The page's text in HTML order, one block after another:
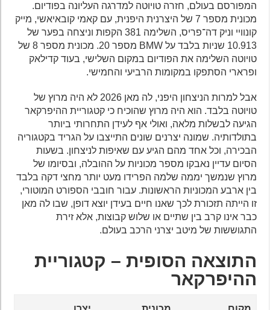
המפורסם בעולם, חזרה טויוטה למדרגה העליונה בפודיום.
מכונית מספר 7 של היצרנית היפנית, עם קאמי קובאיאשי, מייק
קונוויי וניק דה־פריס, השלימה 381 הקפות וניצחה בפער של
10.913 שניות בלבד על BMW מספר 20. מכונית מספר 8 של
טויוטה השלימה את הפודיום במקום השלישי, בעוד קדילאק
ופרארי הסתפקו במקומות הרביעי והחמישי.
אבל למרות הניצחון היפני, לה מאן 2026 לא היה מרוץ של
טויוטה בלבד. הוא היה מרוץ שהוכיח כי קטגוריית ההיפרקאר
הגיעה לבשלות מלאה, ואולי אף לעידן התחרותי ביותר
בתולדותיה. שמונה יצרנים שונים התייצבו על הגריד בקטגוריה
הבכירה, וכל אחד מהם הגיע עם שאיפות לניצחון. בשעות
הסיום עדיין נאבקו מספר מכוניות על ההובלה, ובסיומו של
מרוץ שנמשך יממה שלמה הפרידו מעט יותר מחצי דקה בלבד
בין ארבע המכוניות הראשונות. עבור חובבי הספורט המוטורי,
זו הייתה תזכורת לכך שאנו חיים בעידן יוצא דופן, שבו לה מאן
כבר אינו קרב בין שתיים או שלוש קבוצות, אלא זירת
התגוששות של מיטב יצרני הרכב בעולם.
התוצאה הסופית – קטגוריית
ההיפרקאר